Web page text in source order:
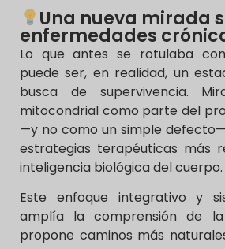
Una nueva mirada
enfermedades
Lo que antes se rotulaba
puede ser, en realidad, un
busca de supervivencia.
mitocondrial como parte del
—y no como un simple
estrategias terapéuticas más
inteligencia biológica del cuerpo.
Este enfoque integrativo y
amplía la comprensión de
propone caminos más